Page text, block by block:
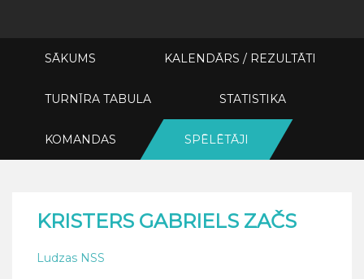
SĀKUMS KALENDĀRS / REZULTĀTI
TURNĪRA TABULA STATISTIKA
KOMANDAS SPĒLĒTĀJI
KRISTERS GABRIELS ZAČS
Ludzas NSS